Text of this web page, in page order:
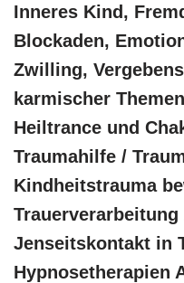
Inneres Kind,
Blockaden,
Zwilling,
karmischer
Heiltrance und
Traumahilfe /
Kindheitstrauma
Jenseitskontakt in
Hypnosetherapien